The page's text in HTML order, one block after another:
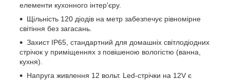
елементи кухонного інтер'єру.
Щільність 120 діодів на метр забезпечує рівномірне
світіння без загасань.
Захист IP65, стандартний для домашніх світлодіодних
стрічок у приміщеннях з повішеною вологістю (ванна,
кухня).
Напруга живлення 12 вольт. Led-стрічки на 12V є